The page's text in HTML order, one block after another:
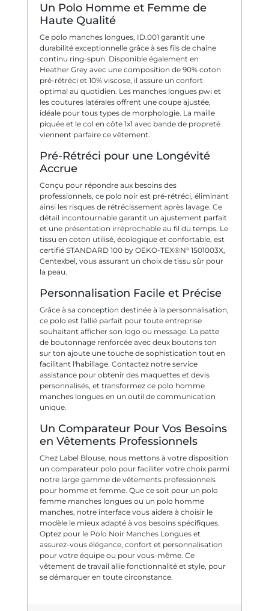
Un Polo Homme et Femme de
Haute Qualité
Ce polo manches longues, ID.001 garantit une
durabilité exceptionnelle grâce à ses fils de chaîne
continu ring-spun. Disponible également en
Heather Grey avec une composition de 90% coton
pré-rétréci et 10% viscose, il assure un confort
optimal au quotidien. Les manches longues pwi et
les coutures latérales offrent une coupe ajustée,
idéale pour tous types de morphologie. La maille
piquée et le col en côte 1x1 avec bande de propreté
viennent parfaire ce vêtement.
Pré-Rétréci pour une Longévité
Accrue
Conçu pour répondre aux besoins des
professionnels, ce polo noir est pré-rétréci, éliminant
ainsi les risques de rétrécissement après lavage. Ce
détail incontournable garantit un ajustement parfait
et une présentation irréprochable au fil du temps. Le
tissu en coton utilisé, écologique et confortable, est
certifié STANDARD 100 by OEKO-TEX®N° 1501003X,
Centexbel, vous assurant un choix de tissu sûr pour
la peau.
Personnalisation Facile et Précise
Grâce à sa conception destinée à la personnalisation,
ce polo est l'allié parfait pour toute entreprise
souhaitant afficher son logo ou message. La patte
de boutonnage renforcée avec deux boutons ton
sur ton ajoute une touche de sophistication tout en
facilitant l'habillage. Contactez notre service
assistance pour obtenir des maquettes et devis
personnalisés, et transformez ce polo homme
manches longues en un outil de communication
unique.
Un Comparateur Pour Vos Besoins
en Vêtements Professionnels
Chez Label Blouse, nous mettons à votre disposition
un comparateur polo pour faciliter votre choix parmi
notre large gamme de vêtements professionnels
pour homme et femme. Que ce soit pour un polo
femme manches longues ou un polo homme
manches, notre interface vous aidera à choisir le
modèle le mieux adapté à vos besoins spécifiques.
Optez pour le Polo Noir Manches Longues et
assurez-vous élégance, confort et personnalisation
pour votre équipe ou pour vous-même. Ce
vêtement de travail allie fonctionnalité et style, pour
se démarquer en toute circonstance.